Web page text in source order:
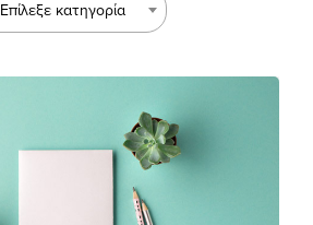
Επίλεξε κατηγορία